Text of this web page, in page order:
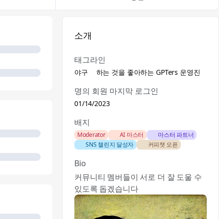
소개
태그라인
야구⚾하는 것을 좋아하는 GPTers 운영진
명의 회원 마지막 로그인
01/14/2023
배지
Moderator 🏅 AI 마스터
🎖️ 마스터 파트너
🚀 SNS 챌린지 달성자
☕ 커피챗 오픈
Bio
커뮤니티 멤버들이 서로 더 잘 도울 수
있도록 돕겠습니다🫡